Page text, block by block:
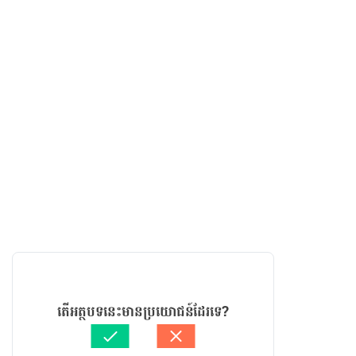
តើអត្ថបទនេះមានប្រយោជន៍ដែរទេ?